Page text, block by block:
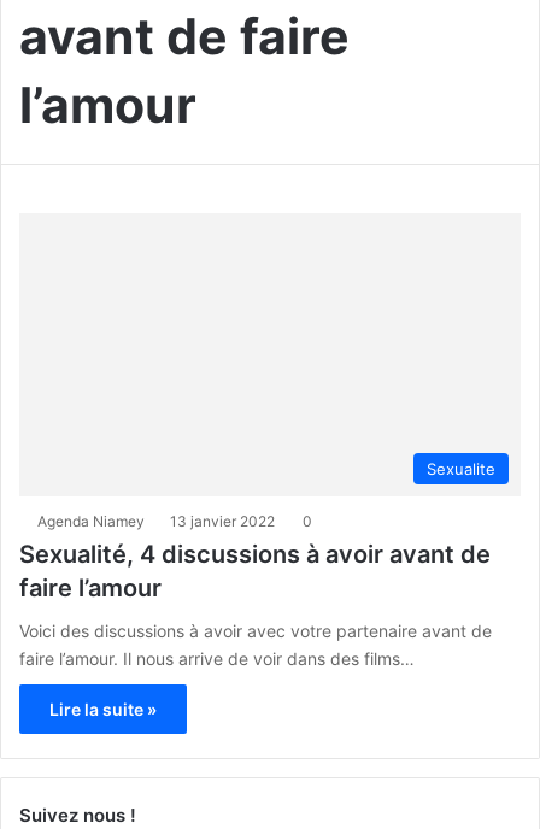
avant de faire
l’amour
Sexualite
Agenda Niamey 13 janvier 2022 0
Sexualité, 4 discussions à avoir avant de
faire l’amour
Voici des discussions à avoir avec votre partenaire avant de
faire l’amour. Il nous arrive de voir dans des films…
Lire la suite »
Suivez nous !